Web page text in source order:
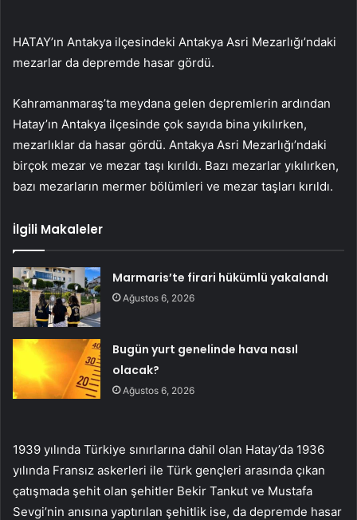
HATAY’ın Antakya ilçesindeki Antakya Asri Mezarlığı’ndaki
mezarlar da depremde hasar gördü.
Kahramanmaraş’ta meydana gelen depremlerin ardından
Hatay’ın Antakya ilçesinde çok sayıda bina yıkılırken,
mezarlıklar da hasar gördü. Antakya Asri Mezarlığı’ndaki
birçok mezar ve mezar taşı kırıldı. Bazı mezarlar yıkılırken,
bazı mezarların mermer bölümleri ve mezar taşları kırıldı.
İlgili Makaleler
Marmaris’te firari hükümlü yakalandı
Ağustos 6, 2026
Bugün yurt genelinde hava nasıl
olacak?
Ağustos 6, 2026
1939 yılında Türkiye sınırlarına dahil olan Hatay’da 1936
yılında Fransız askerleri ile Türk gençleri arasında çıkan
çatışmada şehit olan şehitler Bekir Tankut ve Mustafa
Sevgi’nin anısına yaptırılan şehitlik ise, da depremde hasar